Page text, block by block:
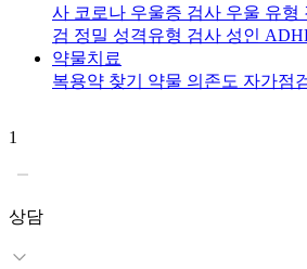
사 코로나 우울증 검사 우울 유형
검 정밀 성격유형 검사 성인
약물치료
복용약 찾기 약물 의존도 자가점
1
상담